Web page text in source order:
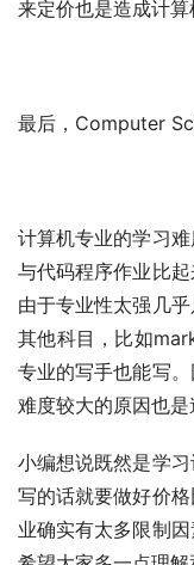
来定价也是造成计算
最后，Computer
计算机专业的学习
与代码程序作业比
由于专业性太强几
其他科目，比如
专业的写手也能写
难度较大的原因也是
小编想说既然是学
写的话就要做好价
业确实有太多限制